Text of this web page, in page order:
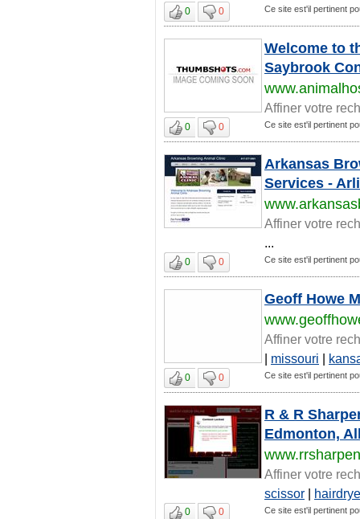
0 0 Ce site est'il pertinent
Welcome to
Saybrook
Affiner votre
0 0 Ce site est'il pertinent
Arkansas
Services -
Affiner votre
...
0 0 Ce site est'il pertinent
Geoff Howe
Affiner votre
| missouri |
0 0 Ce site est'il pertinent
R & R
Edmonton,
Affiner votre
scissor |
0 0 Ce site est'il pertinent